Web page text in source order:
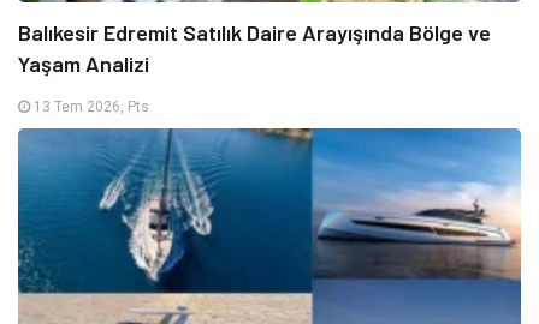
Balıkesir Edremit Satılık Daire Arayışında Bölge ve
Yaşam Analizi
13 Tem 2026, Pts